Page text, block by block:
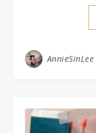
AnnieSinLee